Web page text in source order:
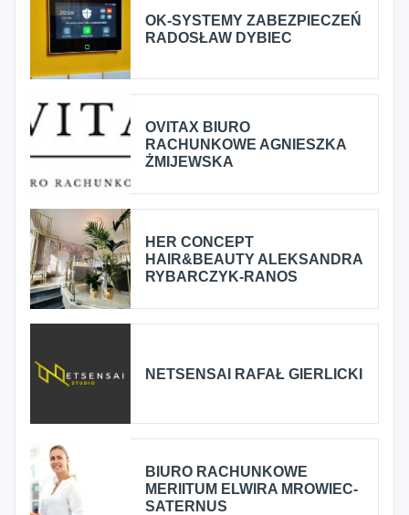
OK-SYSTEMY ZABEZPIECZEŃ
RADOSŁAW DYBIEC
OVITAX BIURO
RACHUNKOWE AGNIESZKA
ŻMIJEWSKA
HER CONCEPT
HAIR&BEAUTY ALEKSANDRA
RYBARCZYK-RANOS
NETSENSAI RAFAŁ GIERLICKI
BIURO RACHUNKOWE
MERIITUM ELWIRA MROWIEC-
SATERNUS